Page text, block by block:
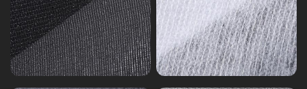
Salutan
PU
Interlining
Terhadap
Fabrik
Khas
Interlining
Khas
Interlining
Kitar
Semula
GRS